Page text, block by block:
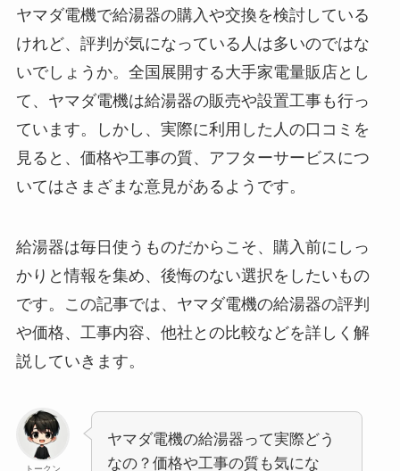
ヤマダ電機で給湯器の購入や交換を検討している
けれど、評判が気になっている人は多いのではな
いでしょうか。全国展開する大手家電量販店とし
て、ヤマダ電機は給湯器の販売や設置工事も行っ
ています。しかし、実際に利用した人の口コミを
見ると、価格や工事の質、アフターサービスにつ
いてはさまざまな意見があるようです。
給湯器は毎日使うものだからこそ、購入前にしっ
かりと情報を集め、後悔のない選択をしたいもの
です。この記事では、ヤマダ電機の給湯器の評判
や価格、工事内容、他社との比較などを詳しく解
説していきます。
トークン
ヤマダ電機の給湯器って実際どう
なの？価格や工事の質も気にな